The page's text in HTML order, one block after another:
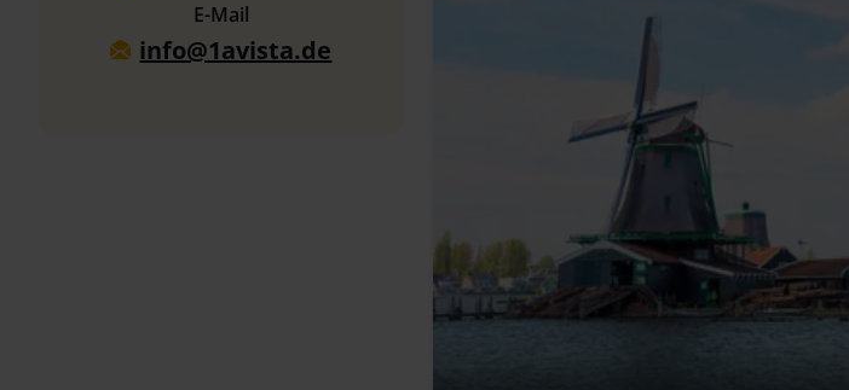
E-Mail
info@1avista.de